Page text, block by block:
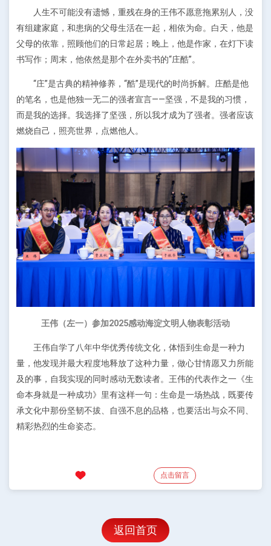
人生不可能没有遗憾，重残在身的王伟不愿意拖累别人，没
有组建家庭，和患病的父母生活在一起，相依为命。白天，他是
父母的依靠，照顾他们的日常起居；晚上，他是作家，在灯下读
书写作；周末，他依然是那个在外卖书的“庄酷”。
“庄”是古典的精神修养，“酷”是现代的时尚拆解。庄酷是他
的笔名，也是他独一无二的强者宣言——坚强，不是我的习惯，
而是我的选择。我选择了坚强，所以我才成为了强者。强者应该
燃烧自己，照亮世界，点燃他人。
王伟（左一）参加2025感动海淀文明人物表彰活动
王伟自学了八年中华优秀传统文化，体悟到生命是一种力
量，他发现并最大程度地释放了这种力量，做心甘情愿又力所能
及的事，自我实现的同时感动无数读者。王伟的代表作之一《生
命本身就是一种成功》里有这样一句：生命是一场热战，既要传
承文化中那份坚韧不拔、自强不息的品格，也要活出与众不同、
精彩热烈的生命姿态。
点击留言
返回首页